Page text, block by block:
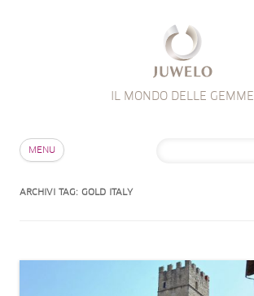
IL MONDO DELLE GEMME
MENU
ARCHIVI TAG: GOLD ITALY